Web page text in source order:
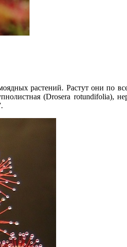
растений. Растут они по
(Drosera rotundifolia),